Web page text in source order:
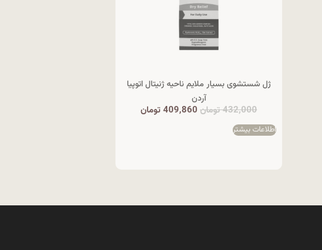
ژل شستشوی بسیار ملایم ناحیه ژنیتال اتوپیا
آردن
432,000تومان 409,860 تومان
اطلاعات بیشتر